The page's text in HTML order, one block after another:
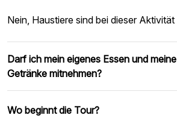
Nein, Haustiere sind bei dieser
Darf ich mein eigenes Essen und
Getränke mitnehmen?
Wo beginnt die Tour?